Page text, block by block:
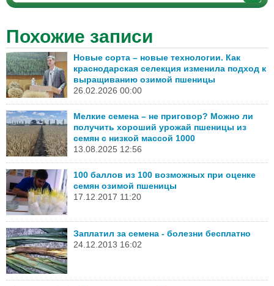
Похожие записи
Новые сорта – новые технологии. Как
краснодарская селекция изменила подход к
выращиванию озимой пшеницы
26.02.2026 00:00
Мелкие семена – не приговор? Можно ли
получить хороший урожай пшеницы из
семян с низкой массой 1000
13.08.2025 12:56
100 баллов из 100 возможных при оценке
семян озимой пшеницы
17.12.2017 11:20
Заплатил за семена - болезни бесплатно
24.12.2013 16:02